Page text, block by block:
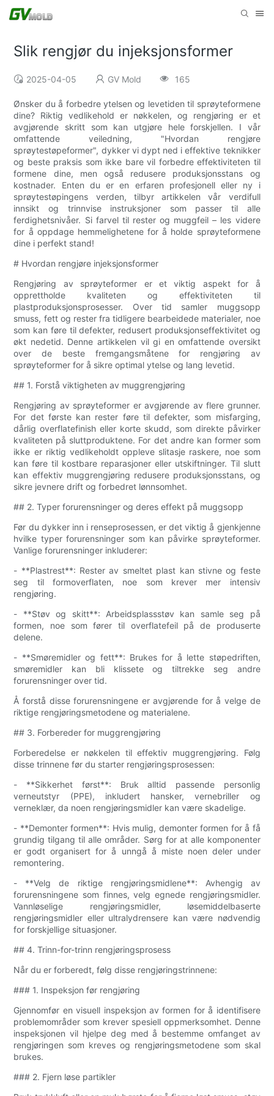
Slik rengjør du injeksjonsformer
2025-04-05 GV Mold 165
Ønsker du å forbedre ytelsen og levetiden til sprøyteformene
dine? Riktig vedlikehold er nøkkelen, og rengjøring er et
avgjørende skritt som kan utgjøre hele forskjellen. I vår
omfattende veiledning, "Hvordan rengjøre
sprøytestøpeformer", dykker vi dypt ned i effektive teknikker
og beste praksis som ikke bare vil forbedre effektiviteten til
formene dine, men også redusere produksjonsstans og
kostnader. Enten du er en erfaren profesjonell eller ny i
sprøytestøpingens verden, tilbyr artikkelen vår verdifull
innsikt og trinnvise instruksjoner som passer til alle
ferdighetsnivåer. Si farvel til rester og muggfeil – les videre
for å oppdage hemmelighetene for å holde sprøyteformene
dine i perfekt stand!
# Hvordan rengjøre injeksjonsformer
Rengjøring av sprøyteformer er et viktig aspekt for å
opprettholde kvaliteten og effektiviteten til
plastproduksjonsprosesser. Over tid samler muggsopp
smuss, fett og rester fra tidligere bearbeidede materialer, noe
som kan føre til defekter, redusert produksjonseffektivitet og
økt nedetid. Denne artikkelen vil gi en omfattende oversikt
over de beste fremgangsmåtene for rengjøring av
sprøyteformer for å sikre optimal ytelse og lang levetid.
## 1. Forstå viktigheten av muggrengjøring
Rengjøring av sprøyteformer er avgjørende av flere grunner.
For det første kan rester føre til defekter, som misfarging,
dårlig overflatefinish eller korte skudd, som direkte påvirker
kvaliteten på sluttproduktene. For det andre kan former som
ikke er riktig vedlikeholdt oppleve slitasje raskere, noe som
kan føre til kostbare reparasjoner eller utskiftninger. Til slutt
kan effektiv muggrengjøring redusere produksjonsstans, og
sikre jevnere drift og forbedret lønnsomhet.
## 2. Typer forurensninger og deres effekt på muggsopp
Før du dykker inn i renseprosessen, er det viktig å gjenkjenne
hvilke typer forurensninger som kan påvirke sprøyteformer.
Vanlige forurensninger inkluderer:
- **Plastrest**: Rester av smeltet plast kan stivne og feste
seg til formoverflaten, noe som krever mer intensiv
rengjøring.
- **Støv og skitt**: Arbeidsplassstøv kan samle seg på
formen, noe som fører til overflatefeil på de produserte
delene.
- **Smøremidler og fett**: Brukes for å lette støpedriften,
smøremidler kan bli klissete og tiltrekke seg andre
forurensninger over tid.
Å forstå disse forurensningene er avgjørende for å velge de
riktige rengjøringsmetodene og materialene.
## 3. Forbereder for muggrengjøring
Forberedelse er nøkkelen til effektiv muggrengjøring. Følg
disse trinnene før du starter rengjøringsprosessen:
- **Sikkerhet først**: Bruk alltid passende personlig
verneutstyr (PPE), inkludert hansker, vernebriller og
verneklær, da noen rengjøringsmidler kan være skadelige.
- **Demonter formen**: Hvis mulig, demonter formen for å få
grundig tilgang til alle områder. Sørg for at alle komponenter
er godt organisert for å unngå å miste noen deler under
remontering.
- **Velg de riktige rengjøringsmidlene**: Avhengig av
forurensningene som finnes, velg egnede rengjøringsmidler.
Vannløselige rengjøringsmidler, løsemiddelbaserte
rengjøringsmidler eller ultralydrensere kan være nødvendig
for forskjellige situasjoner.
## 4. Trinn-for-trinn rengjøringsprosess
Når du er forberedt, følg disse rengjøringstrinnene:
### 1. Inspeksjon før rengjøring
Gjennomfør en visuell inspeksjon av formen for å identifisere
problemområder som krever spesiell oppmerksomhet. Denne
inspeksjonen vil hjelpe deg med å bestemme omfanget av
rengjøringen som kreves og rengjøringsmetodene som skal
brukes.
### 2. Fjern løse partikler